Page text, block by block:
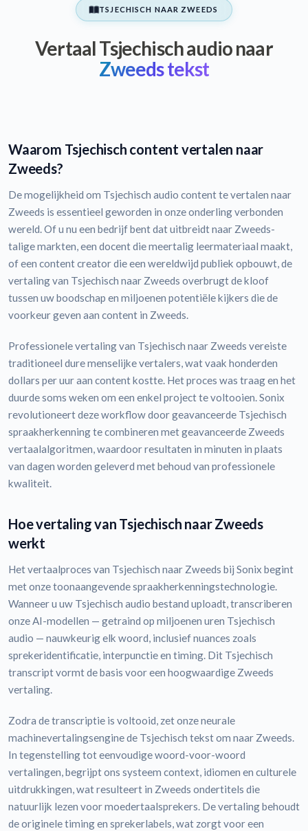
TSJECHISCH NAAR ZWEEDS
Vertaal Tsjechisch audio naar
Zweeds tekst
Waarom Tsjechisch content vertalen naar
Zweeds?
De mogelijkheid om Tsjechisch audio content te vertalen naar
Zweeds is essentieel geworden in onze onderling verbonden
wereld. Of u nu een bedrijf bent dat uitbreidt naar Zweeds-
talige markten, een docent die meertalig leermateriaal maakt,
of een content creator die een wereldwijd publiek opbouwt, de
vertaling van Tsjechisch naar Zweeds overbrugt de kloof
tussen uw boodschap en miljoenen potentiële kijkers die de
voorkeur geven aan content in Zweeds.
Professionele vertaling van Tsjechisch naar Zweeds vereiste
traditioneel dure menselijke vertalers, wat vaak honderden
dollars per uur aan content kostte. Het proces was traag en het
duurde soms weken om een enkel project te voltooien. Sonix
revolutioneert deze workflow door geavanceerde Tsjechisch
spraakherkenning te combineren met geavanceerde Zweeds
vertaalalgoritmen, waardoor resultaten in minuten in plaats
van dagen worden geleverd met behoud van professionele
kwaliteit.
Hoe vertaling van Tsjechisch naar Zweeds
werkt
Het vertaalproces van Tsjechisch naar Zweeds bij Sonix begint
met onze toonaangevende spraakherkenningstechnologie.
Wanneer u uw Tsjechisch audio bestand uploadt, transcriberen
onze AI-modellen — getraind op miljoenen uren Tsjechisch
audio — nauwkeurig elk woord, inclusief nuances zoals
sprekeridentificatie, interpunctie en timing. Dit Tsjechisch
transcript vormt de basis voor een hoogwaardige Zweeds
vertaling.
Zodra de transcriptie is voltooid, zet onze neurale
machinevertalingsengine de Tsjechisch tekst om naar Zweeds.
In tegenstelling tot eenvoudige woord-voor-woord
vertalingen, begrijpt ons systeem context, idiomen en culturele
uitdrukkingen, wat resulteert in Zweeds ondertitels die
natuurlijk lezen voor moedertaalsprekers. De vertaling behoudt
de originele timing en sprekerlabels, wat zorgt voor een